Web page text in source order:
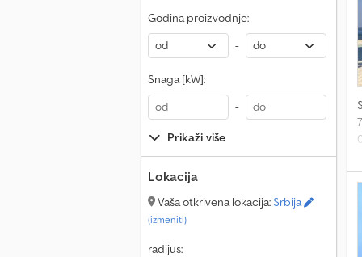
Godina proizvodnje:
-
Snaga [kW]:
-
Prikaži više
Lokacija
Vaša otkrivena lokacija:Srbija
(izmeniti)
radijus: